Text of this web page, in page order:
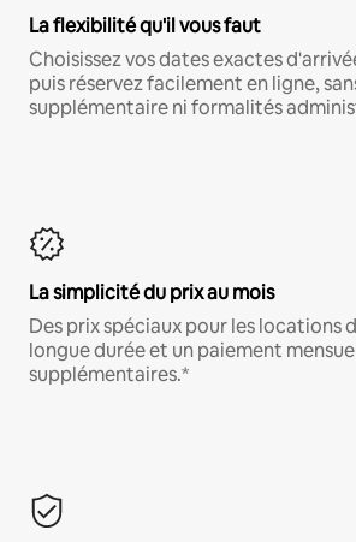
La flexibilité qu'il vous faut
Choisissez vos dates exactes
puis réservez facilement en ligne,
supplémentaire ni formalités
La simplicité du prix au mois
Des prix spéciaux pour les locations
longue durée et un paiement
supplémentaires.*